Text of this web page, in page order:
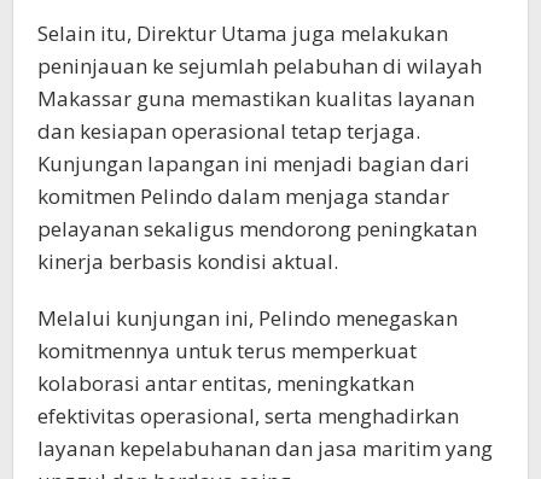
Selain itu, Direktur Utama juga melakukan
peninjauan ke sejumlah pelabuhan di wilayah
Makassar guna memastikan kualitas layanan
dan kesiapan operasional tetap terjaga.
Kunjungan lapangan ini menjadi bagian dari
komitmen Pelindo dalam menjaga standar
pelayanan sekaligus mendorong peningkatan
kinerja berbasis kondisi aktual.
Melalui kunjungan ini, Pelindo menegaskan
komitmennya untuk terus memperkuat
kolaborasi antar entitas, meningkatkan
efektivitas operasional, serta menghadirkan
layanan kepelabuhanan dan jasa maritim yang